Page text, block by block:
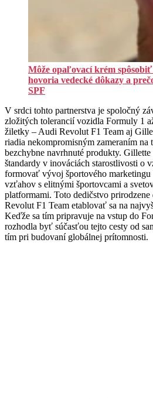
Môže opaľovací krém
hovoria vedecké dôkazy a
SPF
V srdci tohto partnerstva je spoločný
zložitých tolerancií vozidla Formuly 1
žiletky – Audi Revolut F1 Team aj
riadia nekompromisným zameraním
bezchybne navrhnuté produkty.
štandardy v inováciách starostlivosti o
formovať vývoj športového
vzťahov s elitnými športovcami a
platformami. Toto dedičstvo
Revolut F1 Team etablovať sa na
Keďže sa tím pripravuje na vstup do
rozhodla byť súčasťou tejto cesty od
tím pri budovaní globálnej prítomnosti.